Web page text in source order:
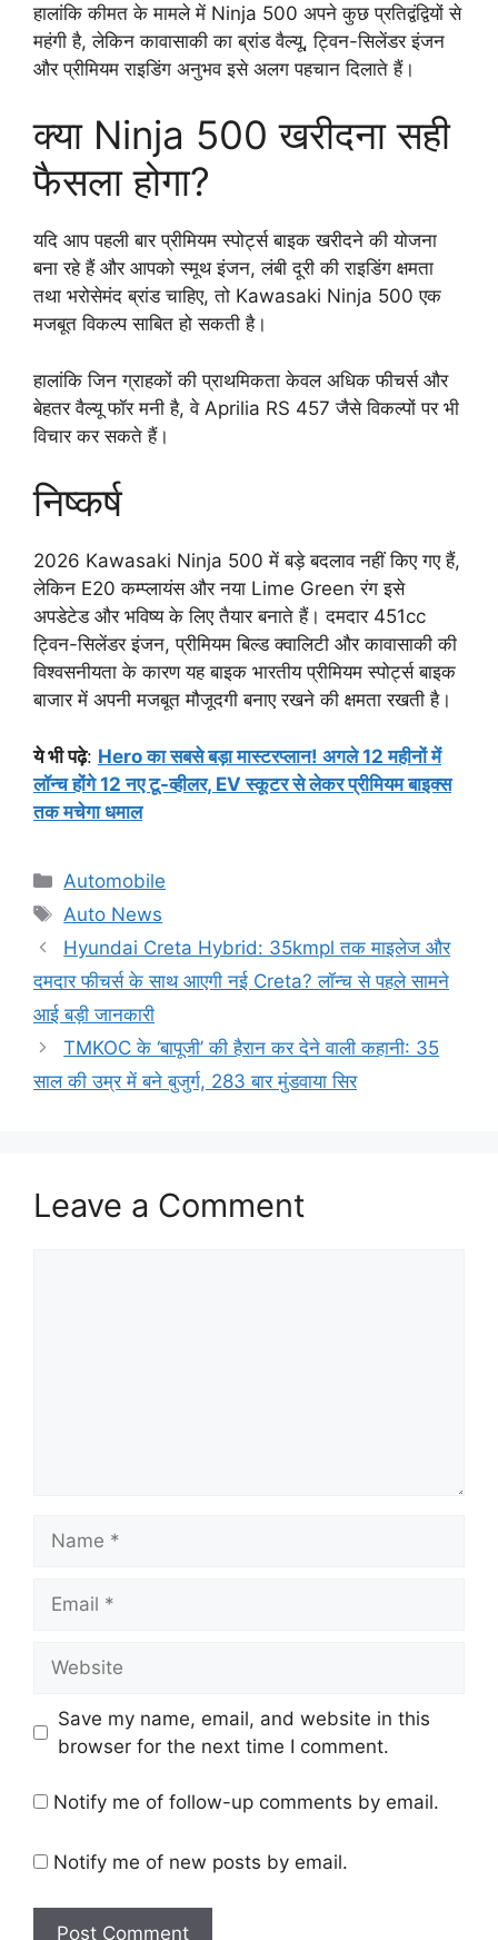
हालांकि कीमत के मामले में Ninja 500 अपने कुछ प्रतिद्वंद्वियों से
महंगी है, लेकिन कावासाकी का ब्रांड वैल्यू, ट्विन-सिलेंडर इंजन
और प्रीमियम राइडिंग अनुभव इसे अलग पहचान दिलाते हैं।
क्या Ninja 500 खरीदना सही
फैसला होगा?
यदि आप पहली बार प्रीमियम स्पोर्ट्स बाइक खरीदने की योजना
बना रहे हैं और आपको स्मूथ इंजन, लंबी दूरी की राइडिंग क्षमता
तथा भरोसेमंद ब्रांड चाहिए, तो Kawasaki Ninja 500 एक
मजबूत विकल्प साबित हो सकती है।
हालांकि जिन ग्राहकों की प्राथमिकता केवल अधिक फीचर्स और
बेहतर वैल्यू फॉर मनी है, वे Aprilia RS 457 जैसे विकल्पों पर भी
विचार कर सकते हैं।
निष्कर्ष
2026 Kawasaki Ninja 500 में बड़े बदलाव नहीं किए गए हैं,
लेकिन E20 कम्प्लायंस और नया Lime Green रंग इसे
अपडेटेड और भविष्य के लिए तैयार बनाते हैं। दमदार 451cc
ट्विन-सिलेंडर इंजन, प्रीमियम बिल्ड क्वालिटी और कावासाकी की
विश्वसनीयता के कारण यह बाइक भारतीय प्रीमियम स्पोर्ट्स बाइक
बाजार में अपनी मजबूत मौजूदगी बनाए रखने की क्षमता रखती है।
ये भी पढ़े: Hero का सबसे बड़ा मास्टरप्लान! अगले 12 महीनों में
लॉन्च होंगे 12 नए टू-व्हीलर, EV स्कूटर से लेकर प्रीमियम बाइक्स
तक मचेगा धमाल
Categories
Automobile
Tags
Auto News
Hyundai Creta Hybrid: 35kmpl तक माइलेज और
दमदार फीचर्स के साथ आएगी नई Creta? लॉन्च से पहले सामने
आई बड़ी जानकारी
TMKOC के ‘बापूजी’ की हैरान कर देने वाली कहानी: 35
साल की उम्र में बने बुजुर्ग, 283 बार मुंडवाया सिर
Leave a Comment
Save my name, email, and website in this
browser for the next time I comment.
Notify me of follow-up comments by email.
Notify me of new posts by email.